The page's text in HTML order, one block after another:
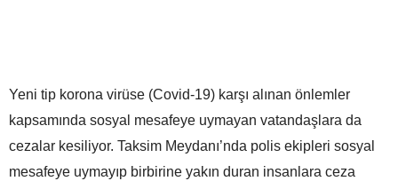
Yeni tip korona virüse (Covid-19) karşı alınan önlemler
kapsamında sosyal mesafeye uymayan vatandaşlara da
cezalar kesiliyor. Taksim Meydanı’nda polis ekipleri sosyal
mesafeye uymayıp birbirine yakın duran insanlara ceza